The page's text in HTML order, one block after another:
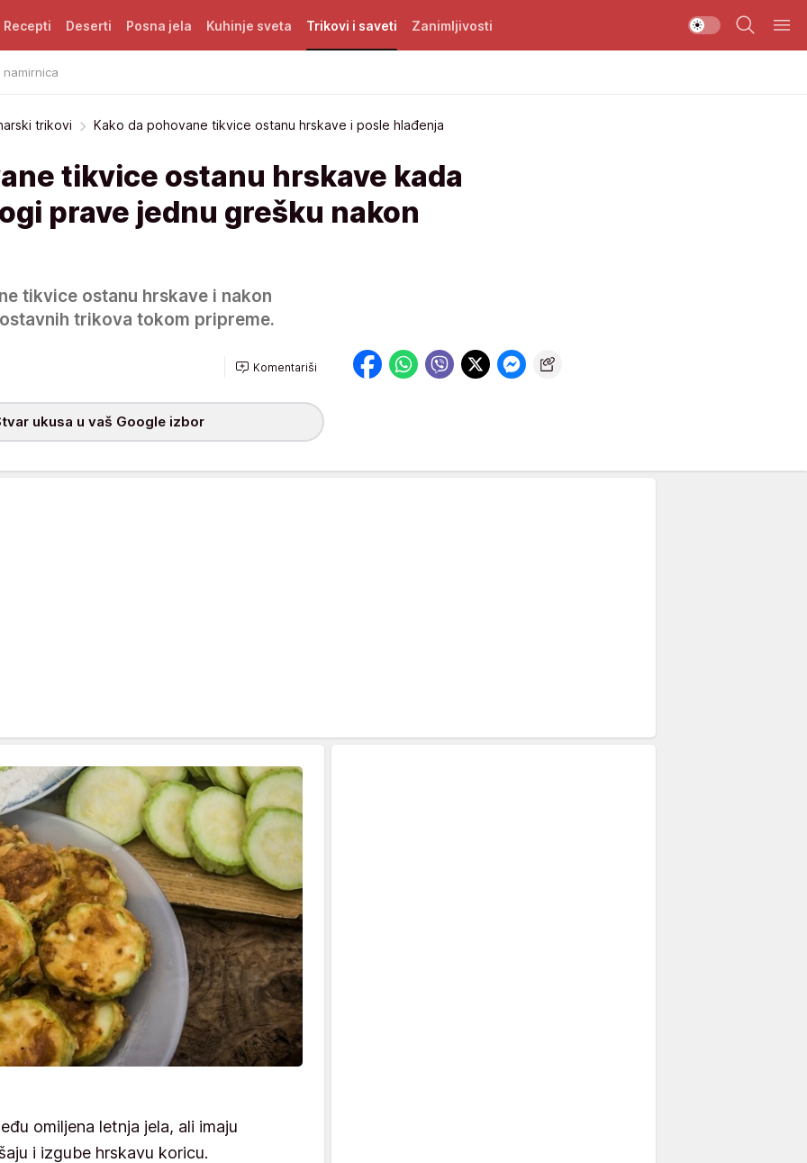
Recepti Deserti Posna jela Kuhinje sveta Trikovi i saveti
namirnica
Zanimljivosti
trikovi Kako da pohovane tikvice ostanu hrskave i posle hlađenja
tikvice ostanu hrskave kada
prave jednu grešku nakon
tikvice ostanu hrskave i nakon
trikova tokom pripreme.
Komentariši
ukusa u vaš Google izbor
omiljena letnja jela, ali imaju
i izgube hrskavu koricu.